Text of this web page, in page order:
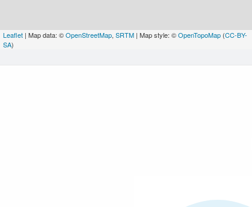
Leaflet | Map data: ©OpenStreetMap, SRTM | Map style: ©OpenTopoMap (CC-BY-
SA)